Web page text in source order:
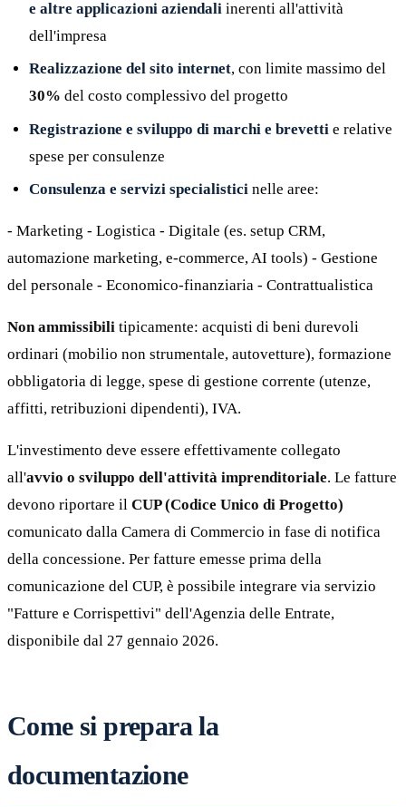
e altre applicazioni aziendali inerenti all'attività
dell'impresa
Realizzazione del sito internet, con limite massimo del
30% del costo complessivo del progetto
Registrazione e sviluppo di marchi e brevetti e relative
spese per consulenze
Consulenza e servizi specialistici nelle aree:
- Marketing - Logistica - Digitale (es. setup CRM,
automazione marketing, e-commerce, AI tools) - Gestione
del personale - Economico-finanziaria - Contrattualistica
Non ammissibili tipicamente: acquisti di beni durevoli
ordinari (mobilio non strumentale, autovetture), formazione
obbligatoria di legge, spese di gestione corrente (utenze,
affitti, retribuzioni dipendenti), IVA.
L'investimento deve essere effettivamente collegato
all'avvio o sviluppo dell'attività imprenditoriale. Le fatture
devono riportare il CUP (Codice Unico di Progetto)
comunicato dalla Camera di Commercio in fase di notifica
della concessione. Per fatture emesse prima della
comunicazione del CUP, è possibile integrare via servizio
"Fatture e Corrispettivi" dell'Agenzia delle Entrate,
disponibile dal 27 gennaio 2026.
Come si prepara la
documentazione